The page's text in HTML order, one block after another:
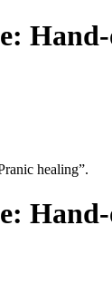
healing”.